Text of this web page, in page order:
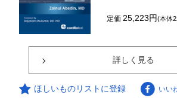
定価 25,223円(本体
詳しく見る
ほしいものリストに登録 いい